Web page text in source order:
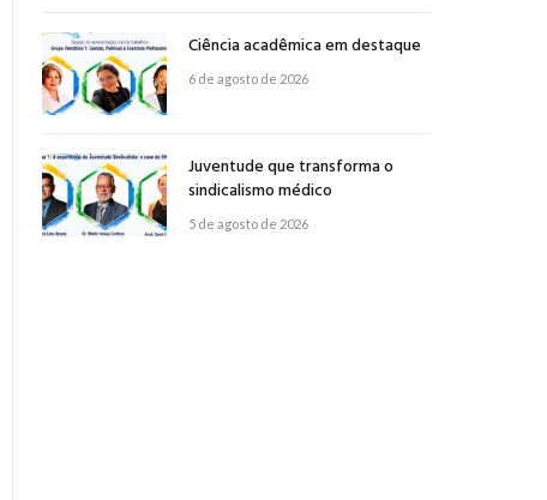
Ciência acadêmica em destaque
6 de agosto de 2026
Juventude que transforma o
sindicalismo médico
5 de agosto de 2026